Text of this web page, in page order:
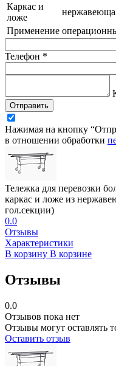
Каркас и
ложе
Применение
Телефон *
Отправить
Нажимая на кнопку
в отношении обработки
Тележка для перевозки
каркас и ложе из
гол.секции)
0.0
Отзывы
Характеристики
В корзину В корзине
Отзывы
0.0
Отзывов пока нет
Отзывы могут оставлять
Оставить отзыв